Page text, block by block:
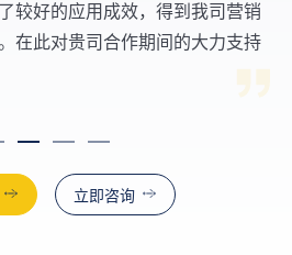
、努力、目标导向的精神点赞。
目组及时响应，获得了使用部门
队保持现有的动力，持续输出优
较好的应用成效，得到我司营销
在此对贵司合作期间的大力支持
项目中，制定计划、组织实施、
成了云服务的布署和调试，并顺
商团队的专业技能和服务顾客的
这套机油防伪追溯系统实现了全
者信任起到了斐然成效，更好地
形象，进一步打击了市场假冒侵
立即咨询